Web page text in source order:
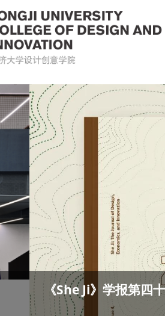
《She Ji》学报第四十二期